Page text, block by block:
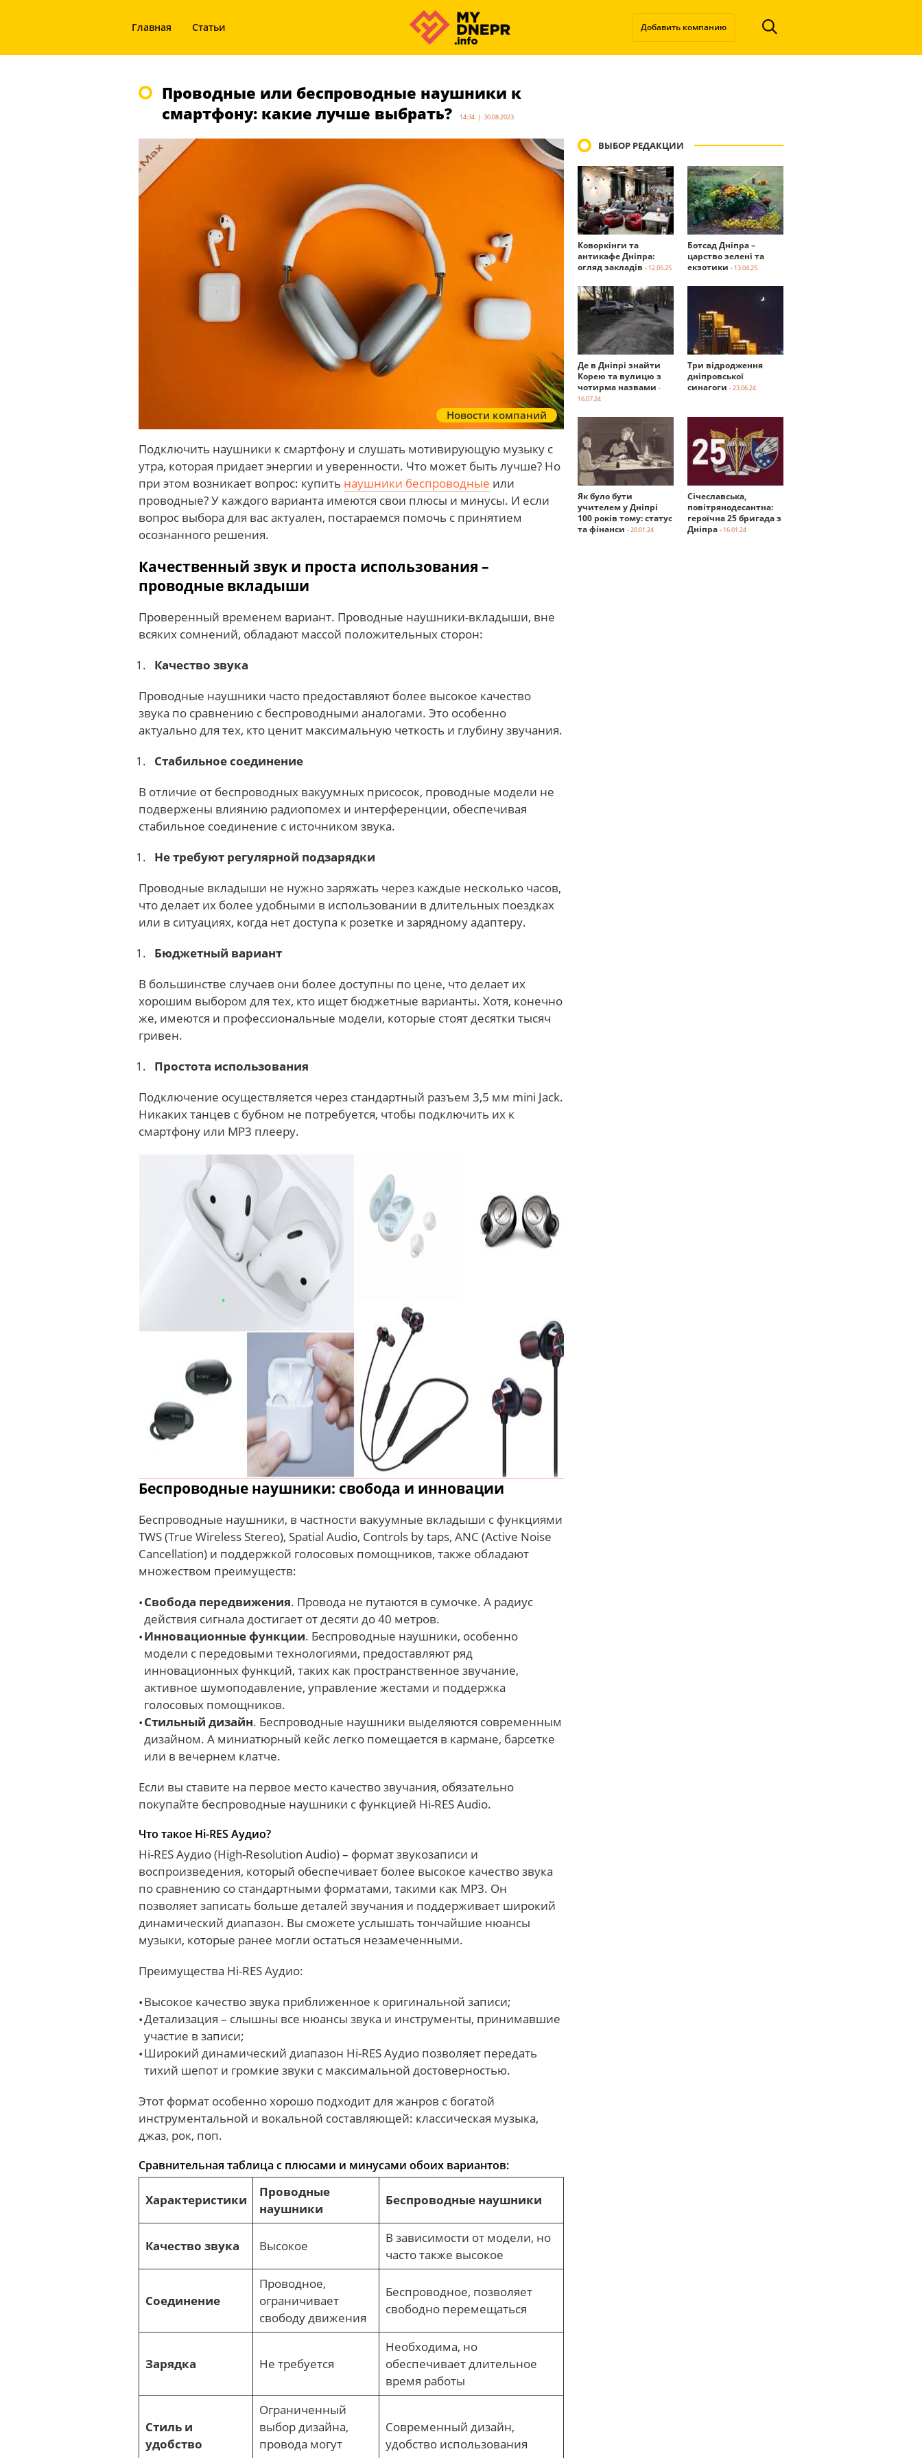
Главная Статьи Добавить компанию
Проводные или беспроводные наушники к
смартфону: какие лучше выбрать?
14:34 | 30.08.2023
Новости компаний
Подключить наушники к смартфону и слушать мотивирующую музыку с
утра, которая придает энергии и уверенности. Что может быть лучше? Но
при этом возникает вопрос: купить наушники беспроводные или
проводные? У каждого варианта имеются свои плюсы и минусы. И если
вопрос выбора для вас актуален, постараемся помочь с принятием
осознанного решения.
Качественный звук и проста использования –
проводные вкладыши
Проверенный временем вариант. Проводные наушники-вкладыши, вне
всяких сомнений, обладают массой положительных сторон:
Качество звука
Проводные наушники часто предоставляют более высокое качество
звука по сравнению с беспроводными аналогами. Это особенно
актуально для тех, кто ценит максимальную четкость и глубину звучания.
Стабильное соединение
В отличие от беспроводных вакуумных присосок, проводные модели не
подвержены влиянию радиопомех и интерференции, обеспечивая
стабильное соединение с источником звука.
Не требуют регулярной подзарядки
Проводные вкладыши не нужно заряжать через каждые несколько часов,
что делает их более удобными в использовании в длительных поездках
или в ситуациях, когда нет доступа к розетке и зарядному адаптеру.
Бюджетный вариант
В большинстве случаев они более доступны по цене, что делает их
хорошим выбором для тех, кто ищет бюджетные варианты. Хотя, конечно
же, имеются и профессиональные модели, которые стоят десятки тысяч
гривен.
Простота использования
Подключение осуществляется через стандартный разъем 3,5 мм mini Jack.
Никаких танцев с бубном не потребуется, чтобы подключить их к
смартфону или MP3 плееру.
Беспроводные наушники: свобода и инновации
Беспроводные наушники, в частности вакуумные вкладыши с функциями
TWS (True Wireless Stereo), Spatial Audio, Controls by taps, ANC (Active Noise
Cancellation) и поддержкой голосовых помощников, также обладают
множеством преимуществ:
Свобода передвижения. Провода не путаются в сумочке. А радиус
действия сигнала достигает от десяти до 40 метров.
Инновационные функции. Беспроводные наушники, особенно
модели с передовыми технологиями, предоставляют ряд
инновационных функций, таких как пространственное звучание,
активное шумоподавление, управление жестами и поддержка
голосовых помощников.
Стильный дизайн. Беспроводные наушники выделяются современным
дизайном. А миниатюрный кейс легко помещается в кармане, барсетке
или в вечернем клатче.
Если вы ставите на первое место качество звучания, обязательно
покупайте беспроводные наушники с функцией Hi-RES Audio.
Что такое Hi-RES Аудио?
Hi-RES Аудио (High-Resolution Audio) – формат звукозаписи и
воспроизведения, который обеспечивает более высокое качество звука
по сравнению со стандартными форматами, такими как MP3. Он
позволяет записать больше деталей звучания и поддерживает широкий
динамический диапазон. Вы сможете услышать тончайшие нюансы
музыки, которые ранее могли остаться незамеченными.
Преимущества Hi-RES Аудио:
Высокое качество звука приближенное к оригинальной записи;
Детализация – слышны все нюансы звука и инструменты, принимавшие
участие в записи;
Широкий динамический диапазон Hi-RES Аудио позволяет передать
тихий шепот и громкие звуки с максимальной достоверностью.
Этот формат особенно хорошо подходит для жанров с богатой
инструментальной и вокальной составляющей: классическая музыка,
джаз, рок, поп.
Сравнительная таблица с плюсами и минусами обоих вариантов:
Характеристики
Проводные
наушники
Беспроводные наушники
Качество звука Высокое
В зависимости от модели, но
часто также высокое
Соединение
Проводное,
ограничивает
свободу движения
Беспроводное, позволяет
свободно перемещаться
Зарядка Не требуется
Необходима, но
обеспечивает длительное
время работы
Стиль и
удобство
Ограниченный
выбор дизайна,
провода могут
Современный дизайн,
удобство использования
ВЫБОР РЕДАКЦИИ
Коворкінги та
антикафе Дніпра:
огляд закладів - 12.05.25
Ботсад Дніпра –
царство зелені та
екзотики - 13.04.25
Де в Дніпрі знайти
Корею та вулицю з
чотирма назвами -
16.07.24
Три відродження
дніпровської
синагоги - 23.06.24
Як було бути
учителем у Дніпрі
100 років тому: статус
та фінанси - 20.01.24
Січеславська,
повітрянодесантна:
героїчна 25 бригада з
Дніпра - 16.01.24